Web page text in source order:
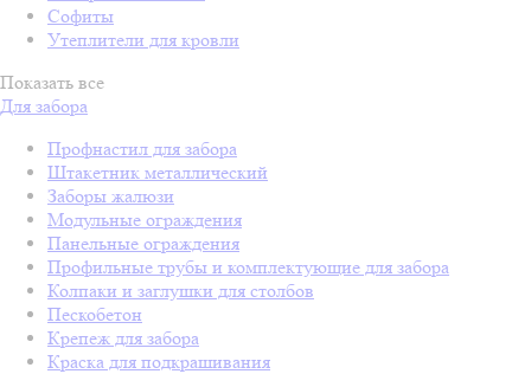
Софиты
Утеплители для кровли
Показать все
Для забора
Профнастил для забора
Штакетник металлический
Заборы жалюзи
Модульные ограждения
Панельные ограждения
Профильные трубы и комплектующие для забора
Колпаки и заглушки для столбов
Пескобетон
Крепеж для забора
Краска для подкрашивания